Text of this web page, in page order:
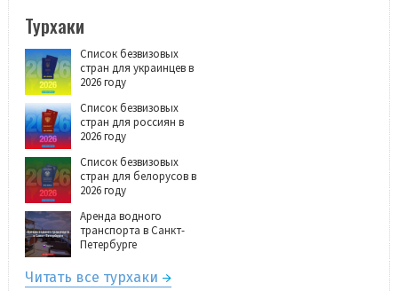
Турхаки
Список безвизовых
стран для украинцев в
2026 году
Список безвизовых
стран для россиян в
2026 году
Список безвизовых
стран для белорусов в
2026 году
Аренда водного
транспорта в Санкт-
Петербурге
Читать все турхаки